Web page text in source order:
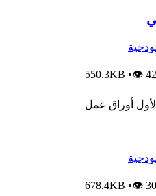
550.3KB •👁
أوراق عمل
678.4KB •👁